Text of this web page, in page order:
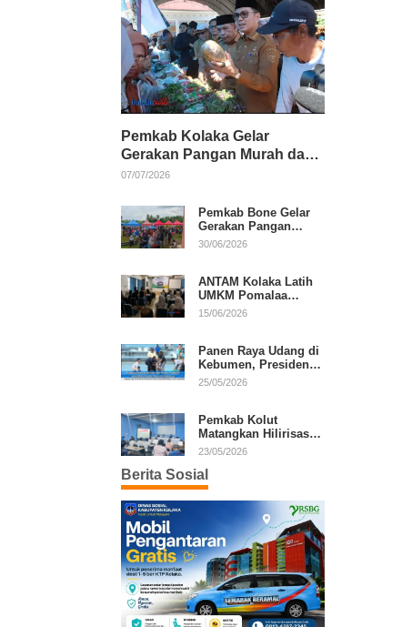
Pemkab Kolaka Gelar
Gerakan Pangan Murah dan
Salurkan Pupuk Organik
07/07/2026
Pemkab Bone Gelar
Gerakan Pangan
Murah, Warga Serbu
30/06/2026
ANTAM Kolaka Latih
UMKM Pomalaa
Kembangkan Produk
15/06/2026
Panen Raya Udang di
Kebumen, Presiden
Prabowo Tekankan
25/05/2026
Pemkab Kolut
Matangkan Hilirisasi
Kakao dan Kelapa,
Daerah
23/05/2026
Berita Sosial